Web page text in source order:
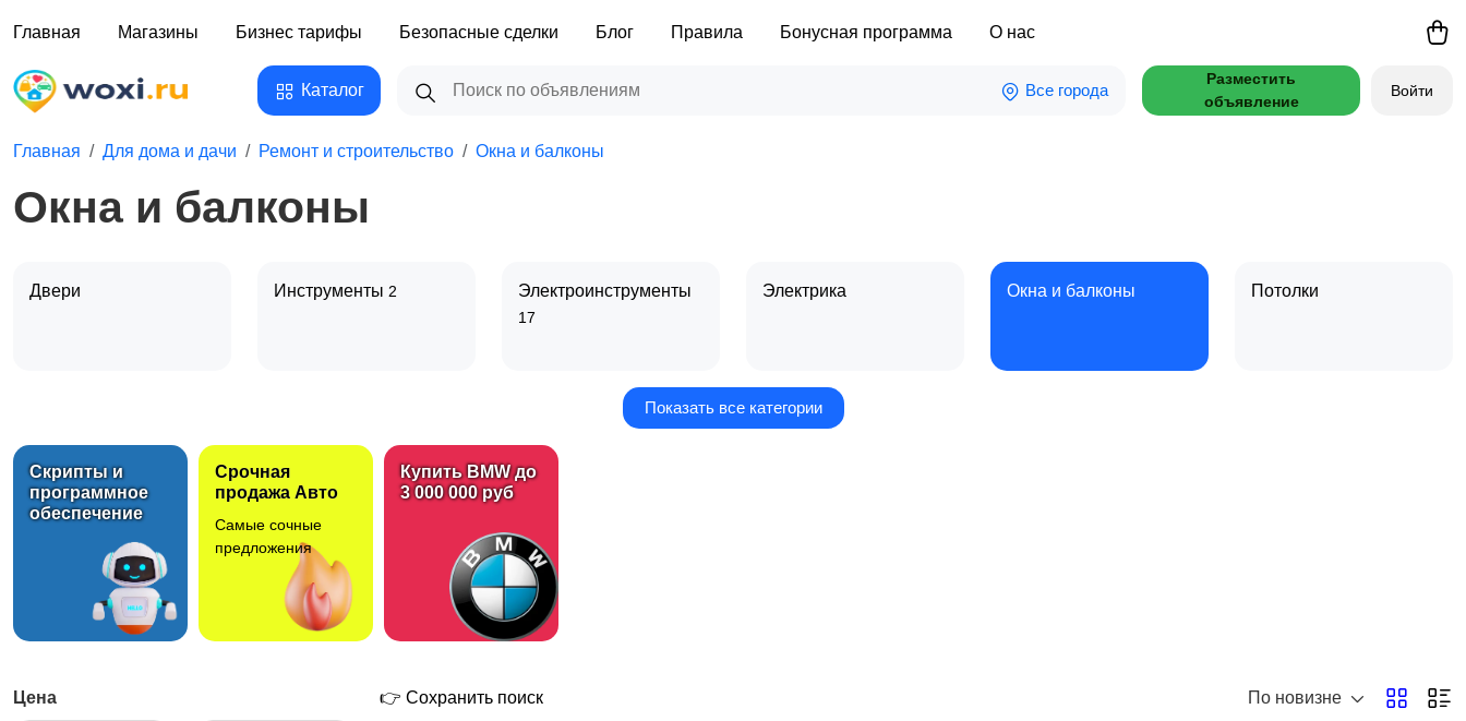
Главная Магазины Бизнес тарифы Безопасные сделки Блог Правила Бонусная программа О нас
Каталог Все города
Разместить
объявление
Войти
Главная Для дома и дачи Ремонт и строительство Окна и балконы
Окна и балконы
Двери Инструменты 2 Электроинструменты
17
Электрика Окна и балконы Потолки
водоснабжение3
вентиляция
обогреватели
Ворота, заборы и
Показать все категории
Скрипты и
программное
обеспечение
Срочная
продажа Авто
Самые сочные
предложения
Купить BMW до
3 000 000 руб
Цена 👉 Сохранить поиск По новизне